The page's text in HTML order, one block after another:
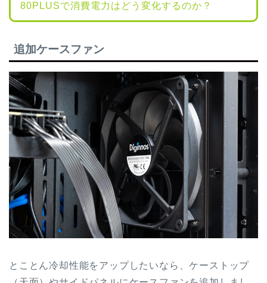
80PLUSで消費電力はどう変化するのか？
追加ケースファン
とことん冷却性能をアップしたいなら、ケーストップ